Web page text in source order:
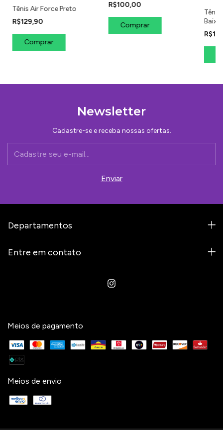
Tênis Air Force Preto
R$129,90
Comprar
R$100,00
Comprar
Tênis
Newsletter
Cadastre-se e receba nossas ofertas.
Departamentos
Entre em contato
Meios de pagamento
Meios de envio